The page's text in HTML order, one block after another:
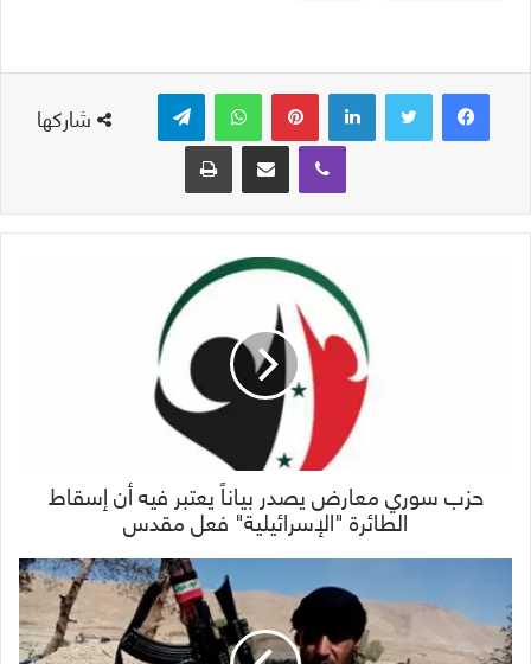
شاركها
لينكدإن بينتيريست واتساب
ڤايبر
مشاركة عبر البريد طباعة
حزب سوري معارض يصدر بياناً يعتبر فيه أن إسقاط
الطائرة "الإسرائيلية" فعل مقدس